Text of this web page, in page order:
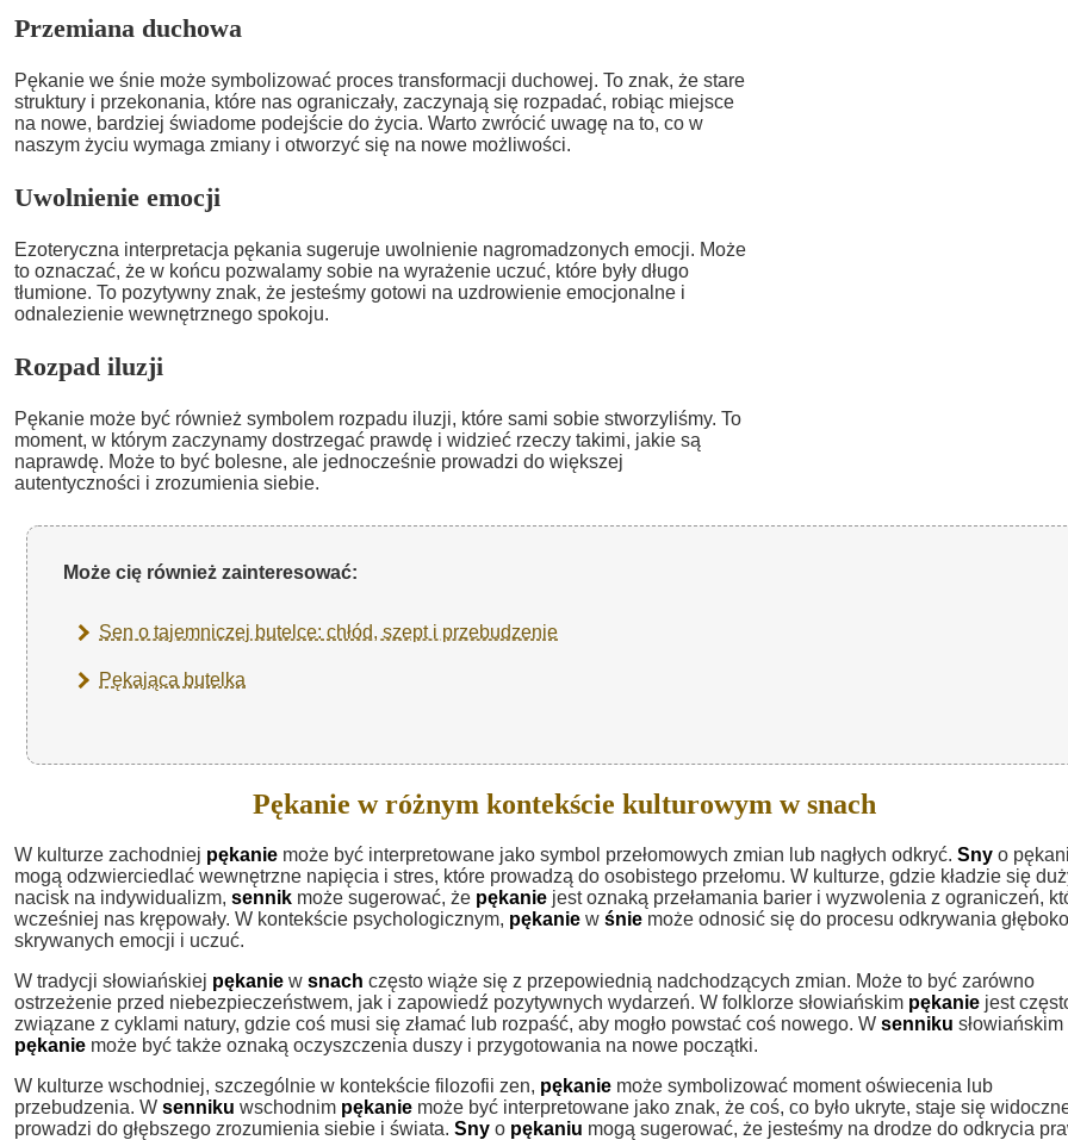
Przemiana duchowa
Pękanie we śnie może symbolizować proces transformacji duchowej. To znak, że stare
struktury i przekonania, które nas ograniczały, zaczynają się rozpadać, robiąc miejsce
na nowe, bardziej świadome podejście do życia. Warto zwrócić uwagę na to, co w
naszym życiu wymaga zmiany i otworzyć się na nowe możliwości.
Uwolnienie emocji
Ezoteryczna interpretacja pękania sugeruje uwolnienie nagromadzonych emocji. Może
to oznaczać, że w końcu pozwalamy sobie na wyrażenie uczuć, które były długo
tłumione. To pozytywny znak, że jesteśmy gotowi na uzdrowienie emocjonalne i
odnalezienie wewnętrznego spokoju.
Rozpad iluzji
Pękanie może być również symbolem rozpadu iluzji, które sami sobie stworzyliśmy. To
moment, w którym zaczynamy dostrzegać prawdę i widzieć rzeczy takimi, jakie są
naprawdę. Może to być bolesne, ale jednocześnie prowadzi do większej
autentyczności i zrozumienia siebie.
Może cię również zainteresować:
Sen o tajemniczej butelce: chłód, szept i przebudzenie
Pękająca butelka
Pękanie w różnym kontekście kulturowym w snach
W kulturze zachodniej pękanie może być interpretowane jako symbol przełomowych zmian lub nagłych odkryć. Sny o
mogą odzwierciedlać wewnętrzne napięcia i stres, które prowadzą do osobistego przełomu. W kulturze, gdzie kładzie się
nacisk na indywidualizm, sennik może sugerować, że pękanie jest oznaką przełamania barier i wyzwolenia z ograniczeń,
wcześniej nas krępowały. W kontekście psychologicznym, pękanie w śnie może odnosić się do procesu odkrywania głęboko
skrywanych emocji i uczuć.
W tradycji słowiańskiej pękanie w snach często wiąże się z przepowiednią nadchodzących zmian. Może to być zarówno
ostrzeżenie przed niebezpieczeństwem, jak i zapowiedź pozytywnych wydarzeń. W folklorze słowiańskim pękanie jest
związane z cyklami natury, gdzie coś musi się złamać lub rozpaść, aby mogło powstać coś nowego. W senniku słowiańskim
pękanie może być także oznaką oczyszczenia duszy i przygotowania na nowe początki.
W kulturze wschodniej, szczególnie w kontekście filozofii zen, pękanie może symbolizować moment oświecenia lub
przebudzenia. W senniku wschodnim pękanie może być interpretowane jako znak, że coś, co było ukryte, staje się
prowadzi do głębszego zrozumienia siebie i świata. Sny o pękaniu mogą sugerować, że jesteśmy na drodze do odkrycia